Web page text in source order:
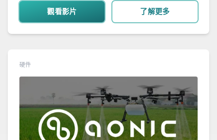
觀看影片 了解更多
硬件